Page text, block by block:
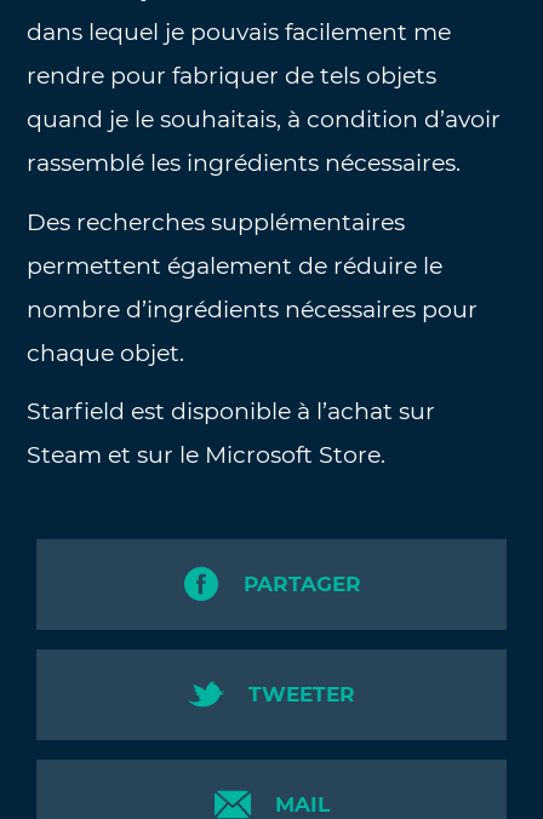
dans lequel je pouvais facilement me
rendre pour fabriquer de tels objets
quand je le souhaitais, à condition d’avoir
rassemblé les ingrédients nécessaires.
Des recherches supplémentaires
permettent également de réduire le
nombre d’ingrédients nécessaires pour
chaque objet.
Starfield est disponible à l’achat sur
Steam et sur le Microsoft Store.
PARTAGER
TWEETER
MAIL